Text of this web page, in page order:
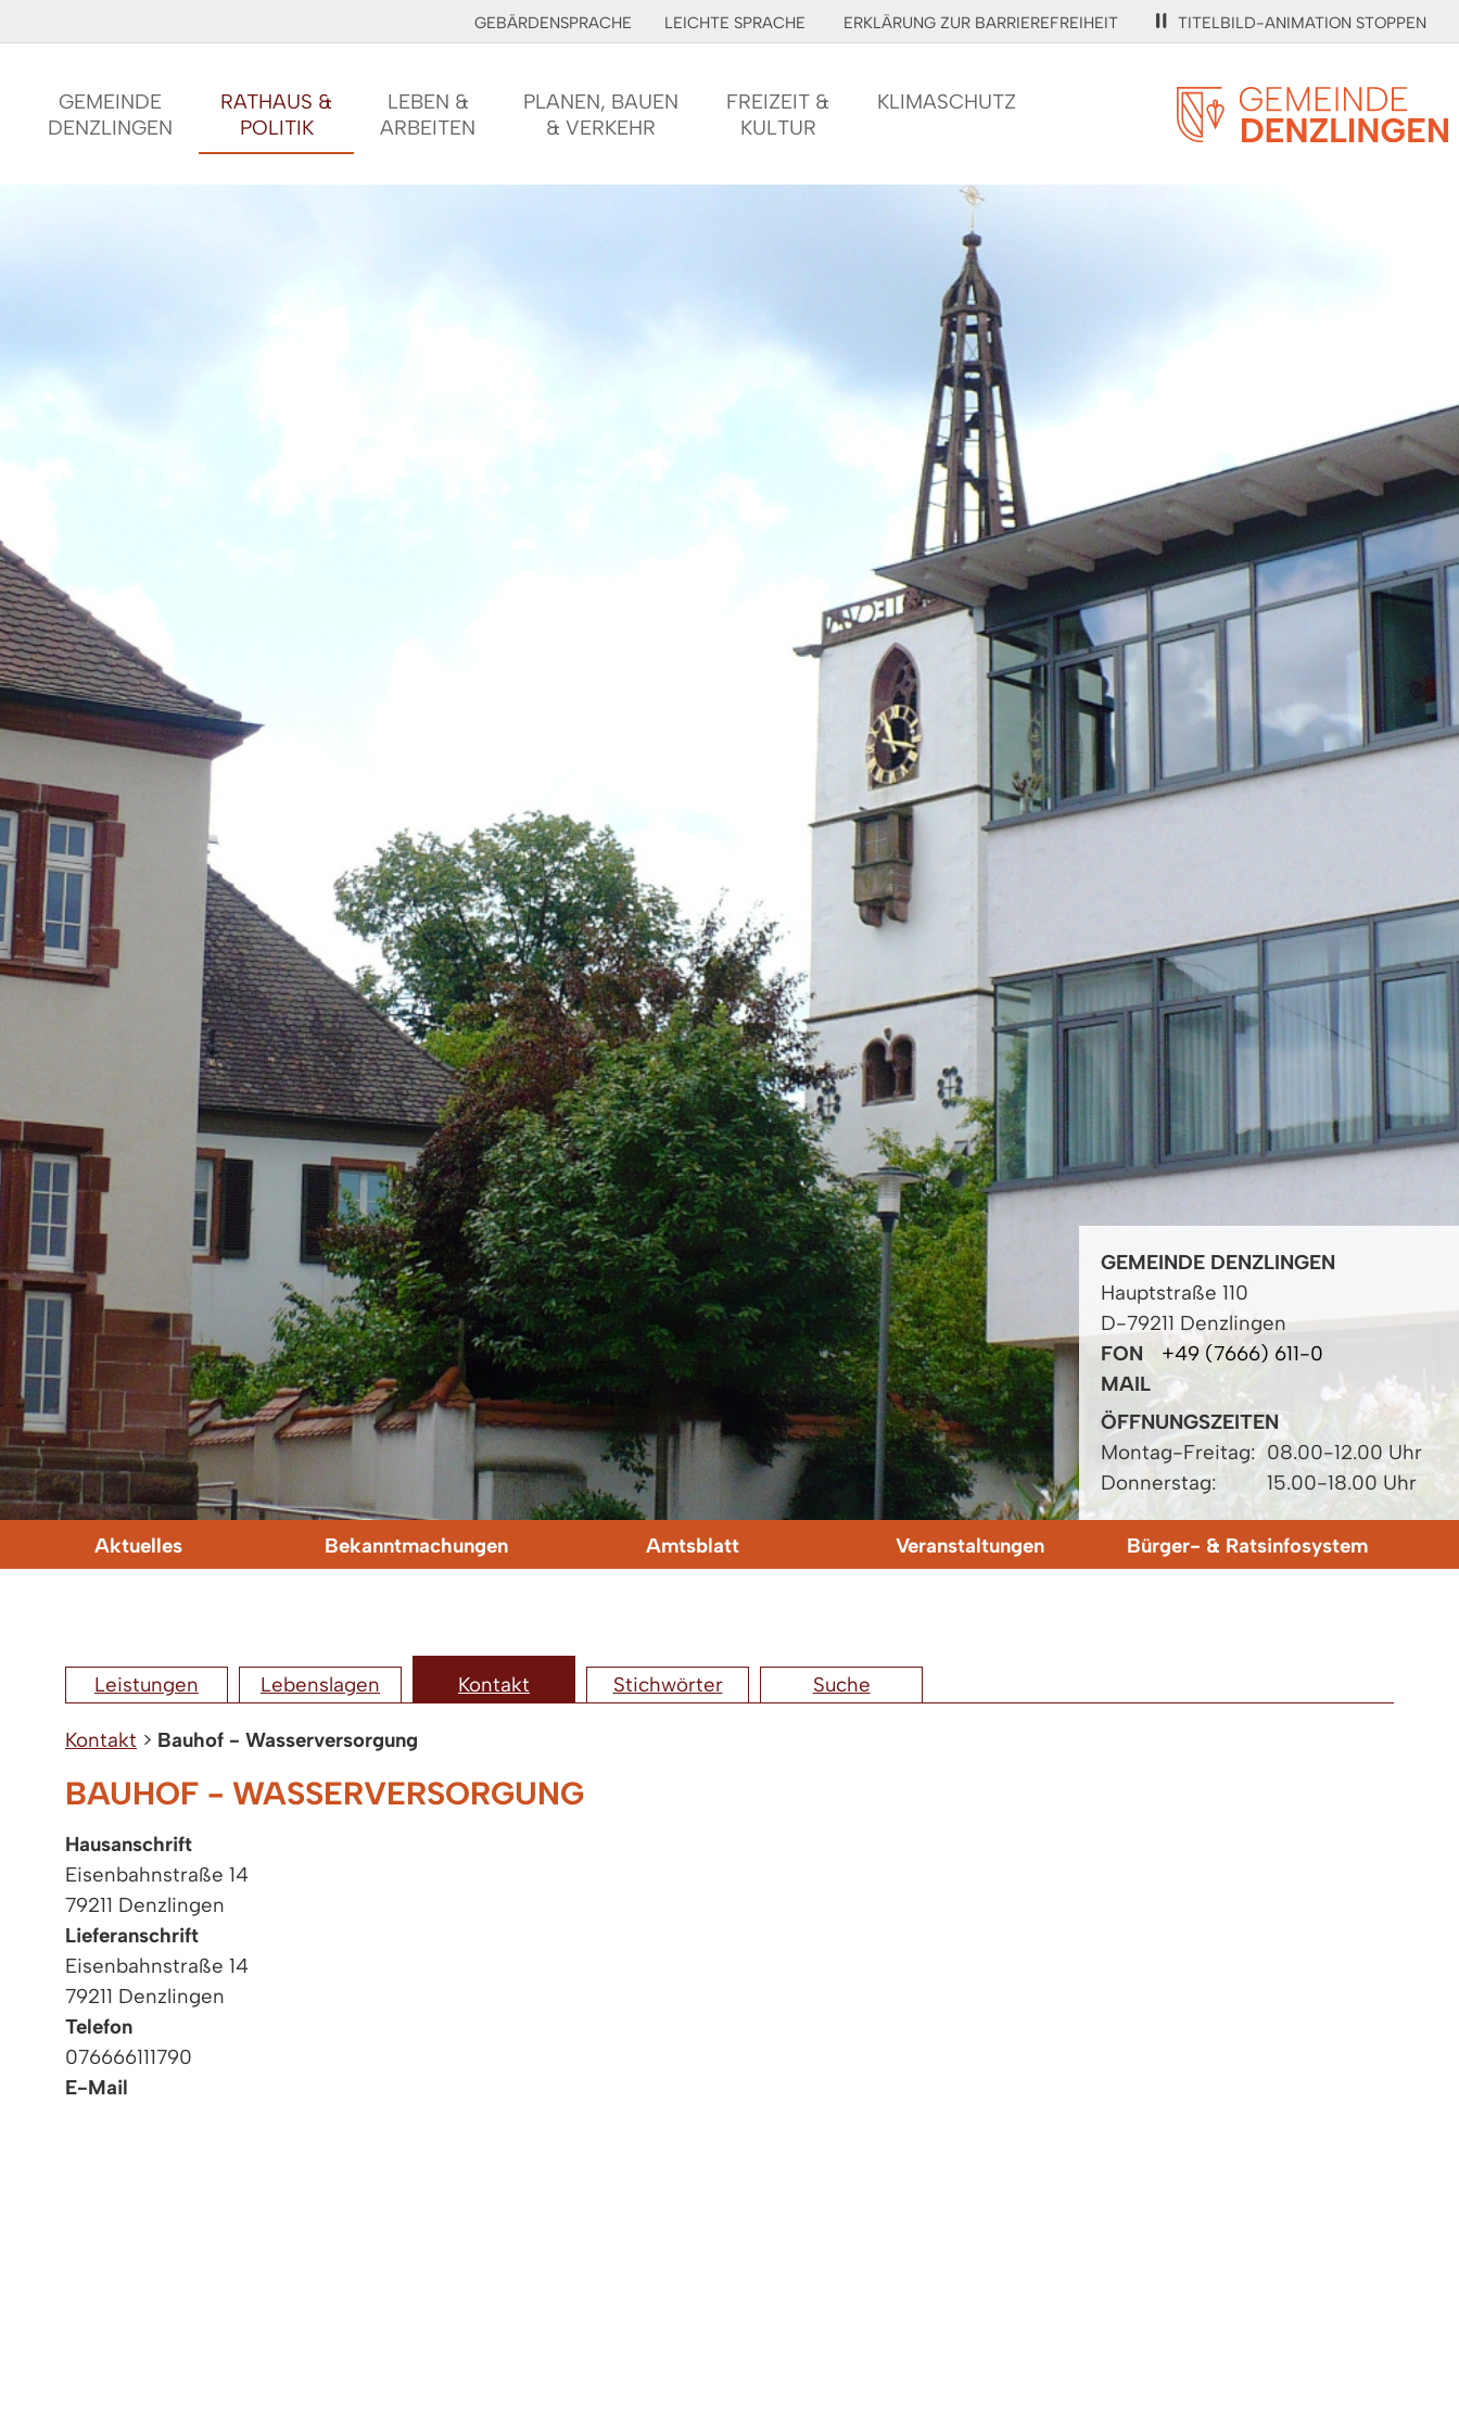
GEBÄRDENSPRACHE LEICHTE SPRACHE ERKLÄRUNG ZUR BARRIEREFREIHEIT TITELBILD-ANIMATION STOPPEN
GEMEINDE
DENZLINGEN
RATHAUS &
POLITIK
LEBEN &
ARBEITEN
PLANEN, BAUEN
& VERKEHR
FREIZEIT &
KULTUR
KLIMASCHUTZ
GEMEINDE DENZLINGEN
Hauptstraße 110
D-79211 Denzlingen
FON
+49 (7666) 611-0
MAIL
ÖFFNUNGSZEITEN
Montag-Freitag: 08.00-12.00 Uhr
Donnerstag:
15.00-18.00 Uhr
Aktuelles Bekanntmachungen Amtsblatt Veranstaltungen Bürger- & Ratsinfosystem
Leistungen Lebenslagen Kontakt Stichwörter Suche
Kontakt > Bauhof - Wasserversorgung
BAUHOF - WASSERVERSORGUNG
Hausanschrift
Eisenbahnstraße 14
79211 Denzlingen
Lieferanschrift
Eisenbahnstraße 14
79211 Denzlingen
Telefon
076666111790
E-Mail